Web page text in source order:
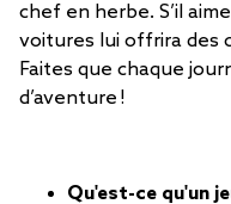
chef en herbe. S’il
voitures lui offrira des
Faites que chaque
d’aventure !
Qu'est-ce qu'un